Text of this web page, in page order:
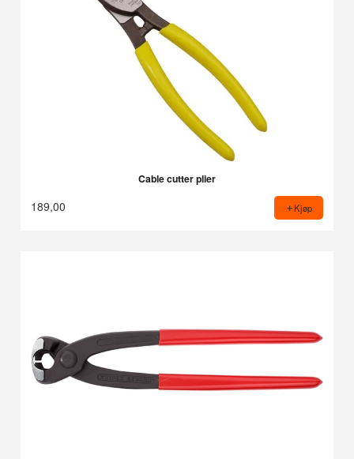
Cable cutter plier
189,00 Kjøp